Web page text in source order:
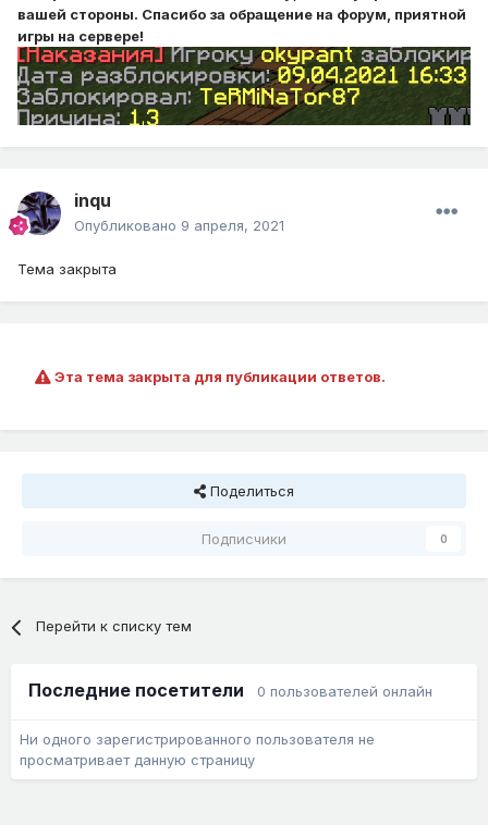
вашей стороны. Спасибо за обращение на форум, приятной
игры на сервере!
inqu
Опубликовано 9 апреля, 2021
Тема закрыта
Эта тема закрыта для публикации ответов.
Поделиться
Подписчики 0
Перейти к списку тем
Последние посетители 0 пользователей онлайн
Ни одного зарегистрированного пользователя не
просматривает данную страницу